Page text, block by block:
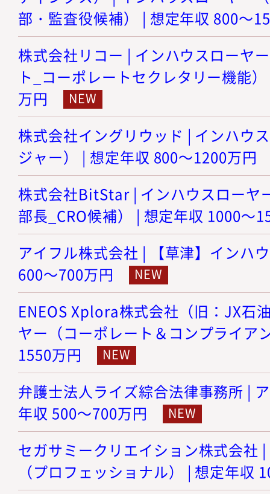
部・監査役候補） | 想定年収 800～
株式会社リコー | インハウスローヤ
ト_コーポレートセクレタリー機能
万円
株式会社イングリウッド | インハウ
ジャー） | 想定年収 800～1200万円
株式会社BitStar | インハウスローヤ
部長_CRO候補） | 想定年収 1000～
アイフル株式会社 | 【草津】インハ
600～700万円
ENEOS Xplora株式会社（旧：JX石
ヤー（コーポレート＆コンプライア
1550万円
弁護士法人ライズ綜合法律事務所 |
年収 500～700万円
セガサミークリエイション株式会社
（プロフェッショナル） | 想定年収